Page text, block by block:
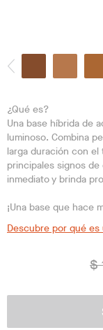
¿Qué es?
Una base híbrida de
luminoso. Combina
larga duración con
principales signos
inmediato y brinda
¡Una base que hace
Descubre por qué es
$